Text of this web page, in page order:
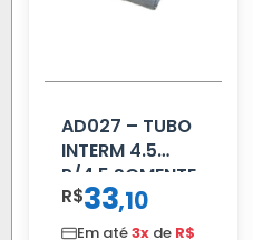
AD027 – TUBO
INTERM 4.5
P/4.5 SOMENTE
PROLONGADOR
R$33,10
Em até3x de R$